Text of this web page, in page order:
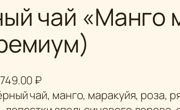
чай «Манго
749.00 ₽
и
чай, манго, маракуйя, роза,